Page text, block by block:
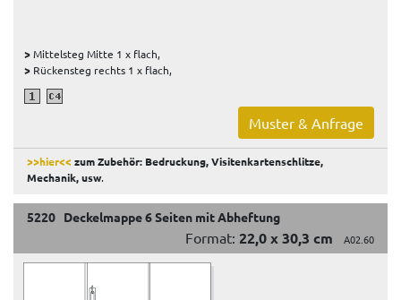
>Mittelsteg Mitte 1 x flach,
> Rückensteg rechts 1 x flach,
Muster & Anfrage
>>hier<<zum Zubehör: Bedruckung, Visitenkartenschlitze,
Mechanik, usw.
5220 Deckelmappe 6 Seiten mit Abheftung
Format: 22,0 x 30,3 cm A02.60